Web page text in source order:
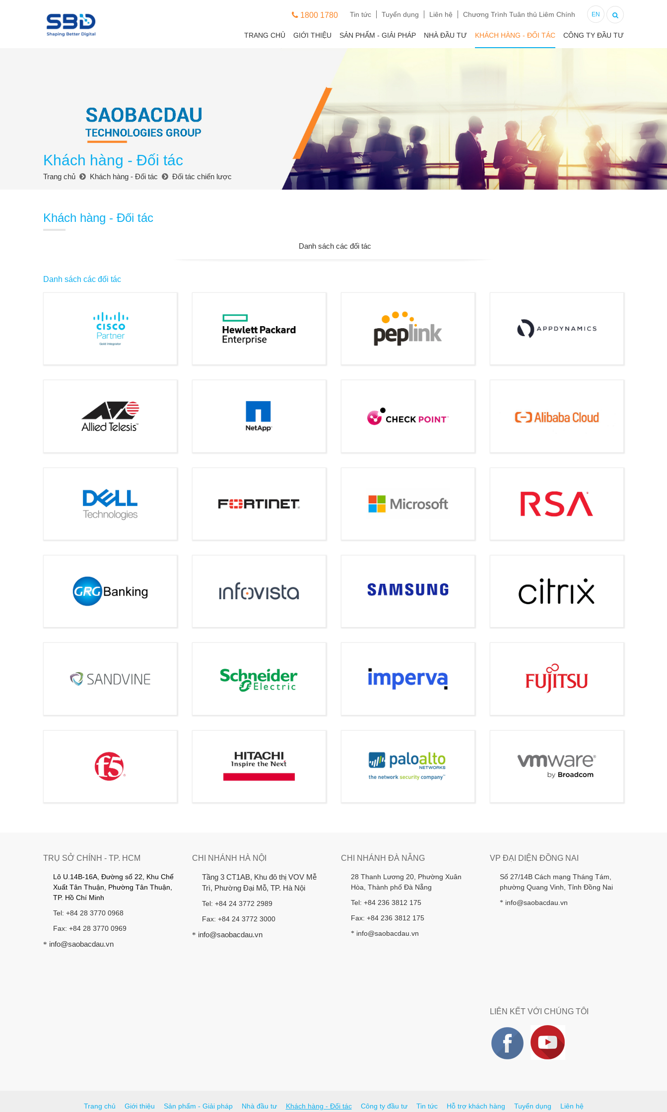
1800 1780 Tin tức Tuyển dụng Liên hệ Chương Trình Tuân thủ Liêm Chính EN
TRANG CHỦ GIỚI THIỆU SẢN PHẨM - GIẢI PHÁP NHÀ ĐẦU TƯ KHÁCH HÀNG - ĐỐI TÁC CÔNG TY ĐẦU TƯ
Khách hàng - Đối tác
Trang chủ Khách hàng - Đối tác Đối tác chiến lược
Khách hàng - Đối tác
Danh sách các đối tác
Danh sách các đối tác
TRỤ SỞ CHÍNH - TP. HCM
Lô U.14B-16A, Đường số 22, Khu Chế
Xuất Tân Thuận, Phường Tân Thuận,
TP. Hồ Chí Minh
Tel: +84 28 3770 0968
Fax: +84 28 3770 0969
* info@saobacdau.vn
CHI NHÁNH HÀ NỘI
Tầng 3 CT1AB, Khu đô thị VOV Mễ
Trì, Phường Đại Mỗ, TP. Hà Nội
Tel: +84 24 3772 2989
Fax: +84 24 3772 3000
* info@saobacdau.vn
CHI NHÁNH ĐÀ NẴNG
28 Thanh Lương 20, Phường Xuân
Hòa, Thành phố Đà Nẵng
Tel: +84 236 3812 175
Fax: +84 236 3812 175
* info@saobacdau.vn
VP ĐẠI DIỆN ĐỒNG NAI
Số 27/14B Cách mạng Tháng Tám,
phường Quang Vinh, Tỉnh Đồng Nai
* info@saobacdau.vn
LIÊN KẾT VỚI CHÚNG TÔI
Trang chủ Giới thiệu Sản phẩm - Giải pháp Nhà đầu tư Khách hàng - Đối tác Công ty đầu tư Tin tức Hỗ trợ khách hàng Tuyển dụng Liên hệ